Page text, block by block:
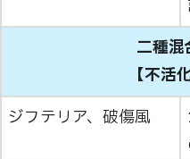
二種混
【不活
ジフテリア、破傷風